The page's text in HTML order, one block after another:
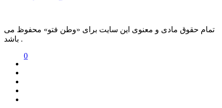
تمام حقوق مادی و معنوی این سایت برای «وطن فتو» محفوظ می
باشد .
0